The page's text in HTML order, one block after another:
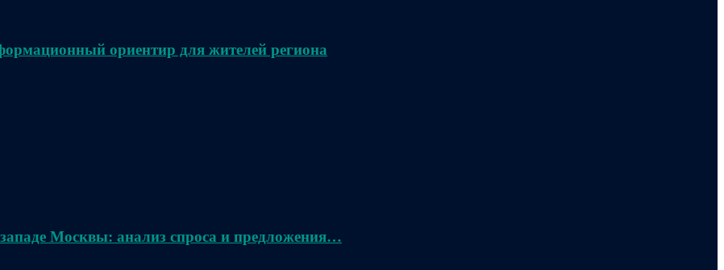
ориентир для жителей региона
Москвы: анализ спроса и предложения…